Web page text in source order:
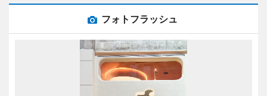
フォトフラッシュ